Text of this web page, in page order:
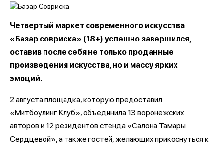
Четвертый маркет современного искусства
«Базар совриска» (18+) успешно завершился,
оставив после себя не только проданные
произведения искусства, но и массу ярких
эмоций.
2 августа площадка, которую предоставил
«Митбоулинг Клуб», объединила 13 воронежских
авторов и 12 резидентов стенда «Салона Тамары
Сердцевой», а также гостей, желающих прикоснуться к